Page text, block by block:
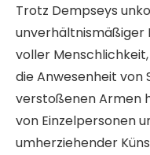
Trotz Dempseys
unverhältnismäßiger
voller
die Anwesenheit
verstoßenen Armen
von Einzelpersonen
umherziehender